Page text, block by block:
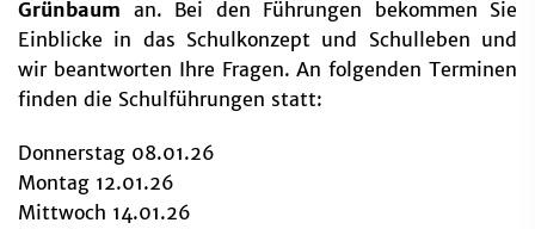
Grünbaum an. Bei den Führungen bekommen Sie
Einblicke in das Schulkonzept und Schulleben und
wir beantworten Ihre Fragen. An folgenden Terminen
finden die Schulführungen statt:
Donnerstag 08.01.26
Montag 12.01.26
Mittwoch 14.01.26